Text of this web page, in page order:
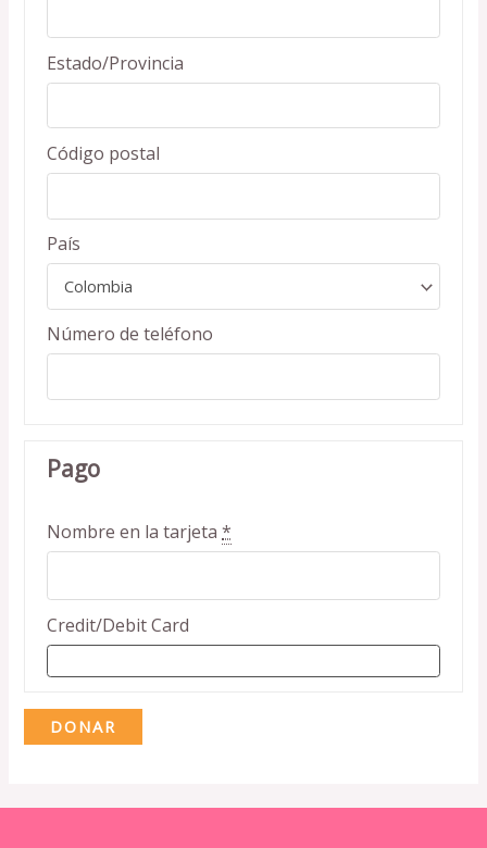
Estado/Provincia
Código postal
País
Número de teléfono
Pago
Nombre en la tarjeta*
Credit/Debit Card
DONAR